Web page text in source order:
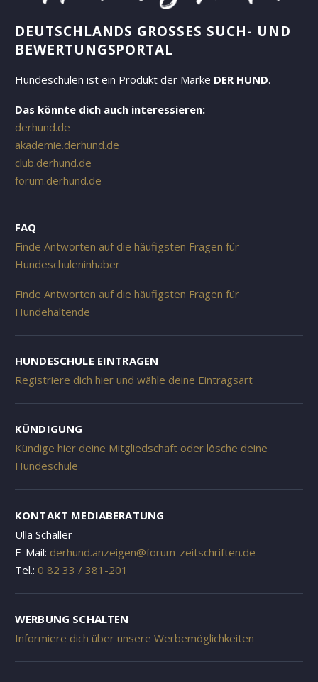
DEUTSCHLANDS GROSSES SUCH- UND B
EWERTUNGSPORTAL
Hundeschulen ist ein Produkt der Marke DER HUND.
Das könnte dich auch interessieren:
derhund.de
akademie.derhund.de
club.derhund.de
forum.derhund.de
FAQ
Finde Antworten auf die häufigsten Fragen für
Hundeschuleninhaber
Finde Antworten auf die häufigsten Fragen für
Hundehaltende
HUNDESCHULE EINTRAGEN
Registriere dich hier und wähle deine Eintragsart
KÜNDIGUNG
Kündige hier deine Mitgliedschaft oder lösche deine
Hundeschule
KONTAKT MEDIABERATUNG
Ulla Schaller
E-Mail: derhund.anzeigen@forum-zeitschriften.de
Tel.: 0 82 33 / 381-201
WERBUNG SCHALTEN
Informiere dich über unsere Werbemöglichkeiten